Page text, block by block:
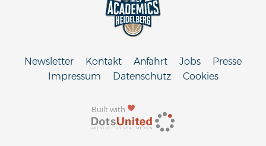
Built with
Newsletter Kontakt Anfahrt Jobs
Presse
Impressum
Datenschutz Cookies